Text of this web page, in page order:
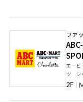
ファ
エービ
ツ シ
2F